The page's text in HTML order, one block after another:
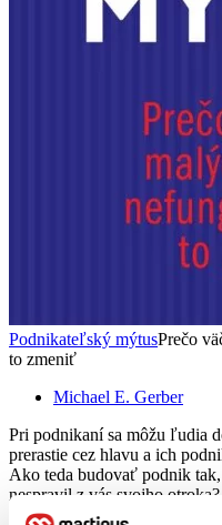
Podnikateľský mýtusPrečo
to zmeniť
Michael E. Gerber
Pri podnikaní sa môžu ľudia
prerastie cez hlavu a ich
Ako teda budovať podnik
nespravil z vás svojho